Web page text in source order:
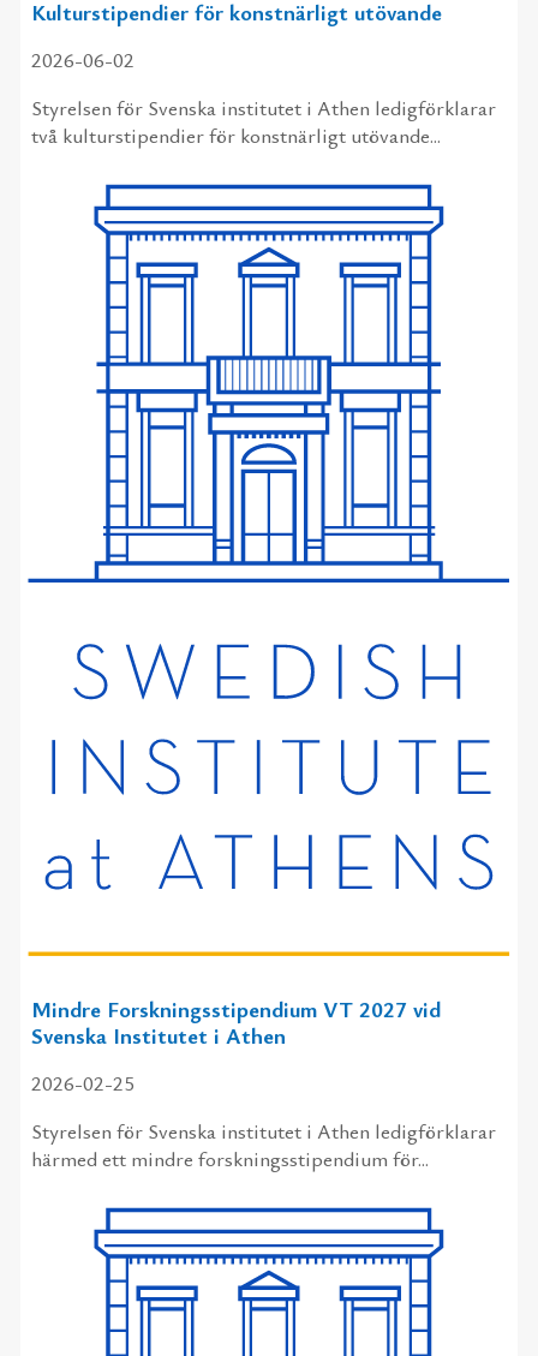
Kulturstipendier för konstnärligt utövande
2026-06-02
Styrelsen för Svenska institutet i Athen ledigförklarar
två kulturstipendier för konstnärligt utövande...
Mindre Forskningsstipendium VT 2027 vid
Svenska Institutet i Athen
2026-02-25
Styrelsen för Svenska institutet i Athen ledigförklarar
härmed ett mindre forskningsstipendium för...